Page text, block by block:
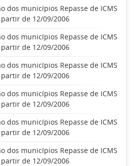
dos municípios Repasse de ICMS
partir de 12/09/2006
dos municípios Repasse de ICMS
partir de 12/09/2006
dos municípios Repasse de ICMS
partir de 12/09/2006
dos municípios Repasse de ICMS
partir de 12/09/2006
dos municípios Repasse de ICMS
partir de 12/09/2006
dos municípios Repasse de ICMS
partir de 12/09/2006